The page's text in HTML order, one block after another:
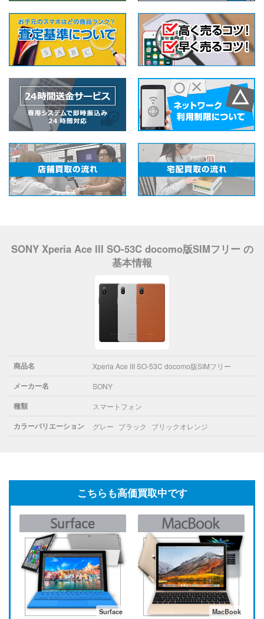
SONY Xperia Ace III SO-53C docomo版SIMフリー の
基本情報
商品名 Xperia Ace III SO-53C docomo版SIMフリー
メーカー名 SONY
種類 スマートフォン
カラーバリエーション グレー ブラック ブリックオレンジ
こちらも高価買取中です
Surface MacBook